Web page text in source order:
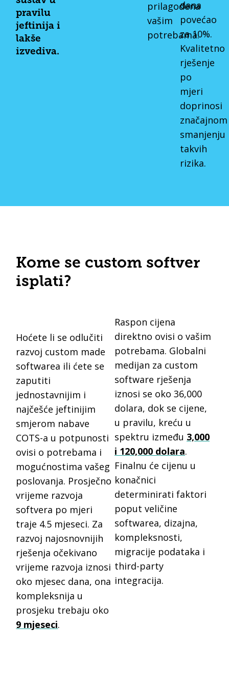
pravilu
jeftinija i
lakše
izvediva.
prilagođena
vašim
potrebama.
dana
povećao
za 10%.
Kvalitetno
rješenje
po
mjeri
doprinosi
značajnom
smanjenju
takvih
rizika.
Kome se custom softver
isplati?
Hoćete li se odlučiti
razvoj custom made
softwarea ili ćete se
zaputiti
jednostavnijim i
najčešće jeftinijim
smjerom nabave
COTS-a u potpunosti
ovisi o potrebama i
mogućnostima vašeg
poslovanja. Prosječno
vrijeme razvoja
softvera po mjeri
traje 4.5 mjeseci. Za
razvoj najosnovnijih
rješenja očekivano
vrijeme razvoja iznosi
oko mjesec dana, ona
kompleksnija u
prosjeku trebaju oko
9 mjeseci.
Raspon cijena
direktno ovisi o vašim
potrebama. Globalni
medijan za custom
software rješenja
iznosi se oko 36,000
dolara, dok se cijene,
u pravilu, kreću u
spektru između 3,000
i 120,000 dolara.
Finalnu će cijenu u
konačnici
determinirati faktori
poput veličine
softwarea, dizajna,
kompleksnosti,
migracije podataka i
third-party
integracija.